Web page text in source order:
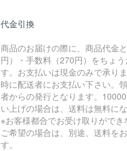
代金引換
商品のお届けの際に、商品代金
円）・手数料（270円）をちょ
す。お支払いは現金のみで承り
時に配送者にお支払い下さい。
者からの発行となります。
い上げの場合は、送料は無料にな
※お客様都合でお受け取りができ
ご希望の場合は、別途、送料を
す。